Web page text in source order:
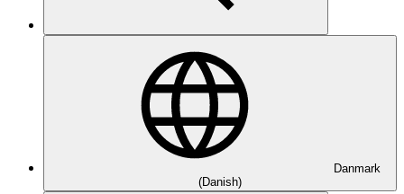
Danmark
(Danish)